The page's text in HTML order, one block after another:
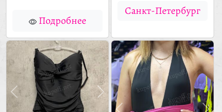
Санкт-Петербург
Подробнее